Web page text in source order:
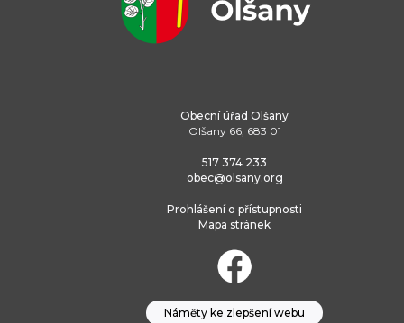
Obecní úřad Olšany
Olšany 66, 683 01
517 374 233
obec@olsany.org
Prohlášení o přístupnosti
Mapa stránek
Náměty ke zlepšení webu